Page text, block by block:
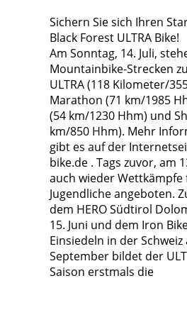
Sichern Sie sich Ihren
Black Forest ULTRA Bike!
Am Sonntag, 14. Juli,
Mountainbike-Strecken
ULTRA (118 Kilometer/
Marathon (71 km/1985
(54 km/1230 Hhm) und
km/850 Hhm). Mehr
gibt es auf der
bike.de . Tags zuvor, am
auch wieder
Jugendliche angeboten.
dem HERO Südtirol
15. Juni und dem Iron
Einsiedeln in der Schweiz
September bildet der
Saison erstmals die